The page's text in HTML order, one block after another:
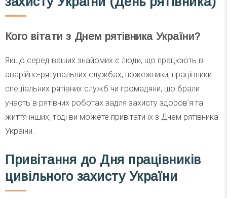
Кого вітати з Днем рятівника України?
Якщо серед ваших знайомих є люди, що працюють в
аварійно-рятувальних службах, пожежники, працівники
спеціальних рятівних служб чи громадяни, що брали
участь в рятівних роботах задля захисту здоров’я та
життя інших, тоді ви можете привітати їх з Днем рятівника
України.
Привітання до Дня працівників
цивільного захисту України